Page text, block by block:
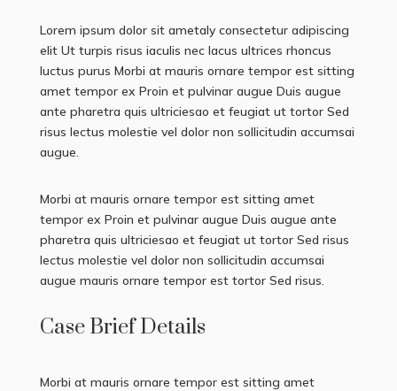
Lorem ipsum dolor sit ametaly consectetur adipiscing
elit Ut turpis risus iaculis nec lacus ultrices rhoncus
luctus purus Morbi at mauris ornare tempor est sitting
amet tempor ex Proin et pulvinar augue Duis augue
ante pharetra quis ultriciesao et feugiat ut tortor Sed
risus lectus molestie vel dolor non sollicitudin accumsai
augue.
Morbi at mauris ornare tempor est sitting amet
tempor ex Proin et pulvinar augue Duis augue ante
pharetra quis ultriciesao et feugiat ut tortor Sed risus
lectus molestie vel dolor non sollicitudin accumsai
augue mauris ornare tempor est tortor Sed risus.
Case Brief Details
Morbi at mauris ornare tempor est sitting amet